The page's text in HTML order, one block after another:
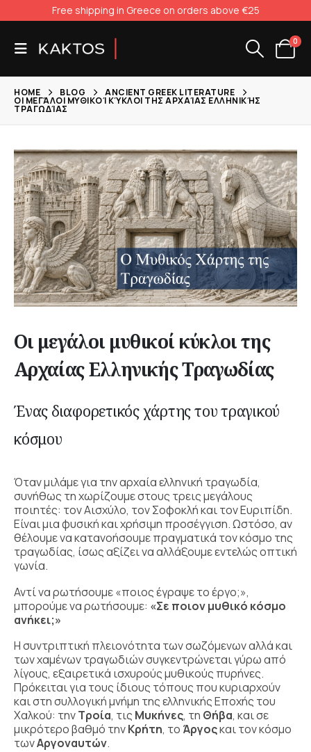
Free shipping in Greece on orders above €25
0
HOME BLOG ANCIENT GREEK LITERATURE
ΟΙ ΜΕΓΆΛΟΙ ΜΥΘΙΚΟΊ ΚΎΚΛΟΙ ΤΗΣ ΑΡΧΑΊΑΣ ΕΛΛΗΝΙΚΉΣ
ΤΡΑΓΩΔΊΑΣ
Οι μεγάλοι μυθικοί κύκλοι της
Αρχαίας Ελληνικής Τραγωδίας
Ένας διαφορετικός χάρτης του τραγικού
κόσμου
Όταν μιλάμε για την αρχαία ελληνική τραγωδία,
συνήθως τη χωρίζουμε στους τρεις μεγάλους
ποιητές: τον Αισχύλο, τον Σοφοκλή και τον Ευριπίδη.
Είναι μια φυσική και χρήσιμη προσέγγιση. Ωστόσο, αν
θέλουμε να κατανοήσουμε πραγματικά τον κόσμο της
τραγωδίας, ίσως αξίζει να αλλάξουμε εντελώς οπτική
γωνία.
Αντί να ρωτήσουμε «ποιος έγραψε το έργο;»,
μπορούμε να ρωτήσουμε: «Σε ποιον μυθικό κόσμο
ανήκει;»
Η συντριπτική πλειονότητα των σωζόμενων αλλά και
των χαμένων τραγωδιών συγκεντρώνεται γύρω από
λίγους, εξαιρετικά ισχυρούς μυθικούς πυρήνες.
Πρόκειται για τους ίδιους τόπους που κυριαρχούν
και στη συλλογική μνήμη της ελληνικής Εποχής του
Χαλκού: τηνΤροία, τις Μυκήνες, τη Θήβα, και σε
μικρότερο βαθμό τηνΚρήτη, το Άργοςκαι τον κόσμο
τωνΑργοναυτών.